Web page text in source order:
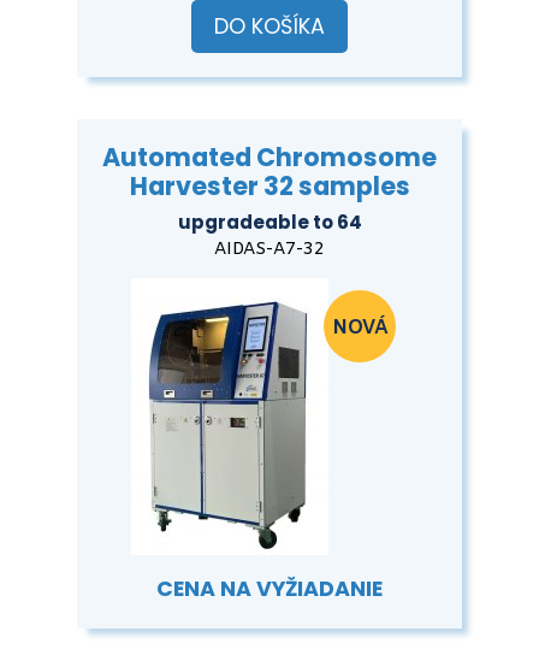
DO KOŠÍKA
Automated Chromosome
Harvester 32 samples
upgradeable to 64
AIDAS-A7-32
CENA NA VYŽIADANIE